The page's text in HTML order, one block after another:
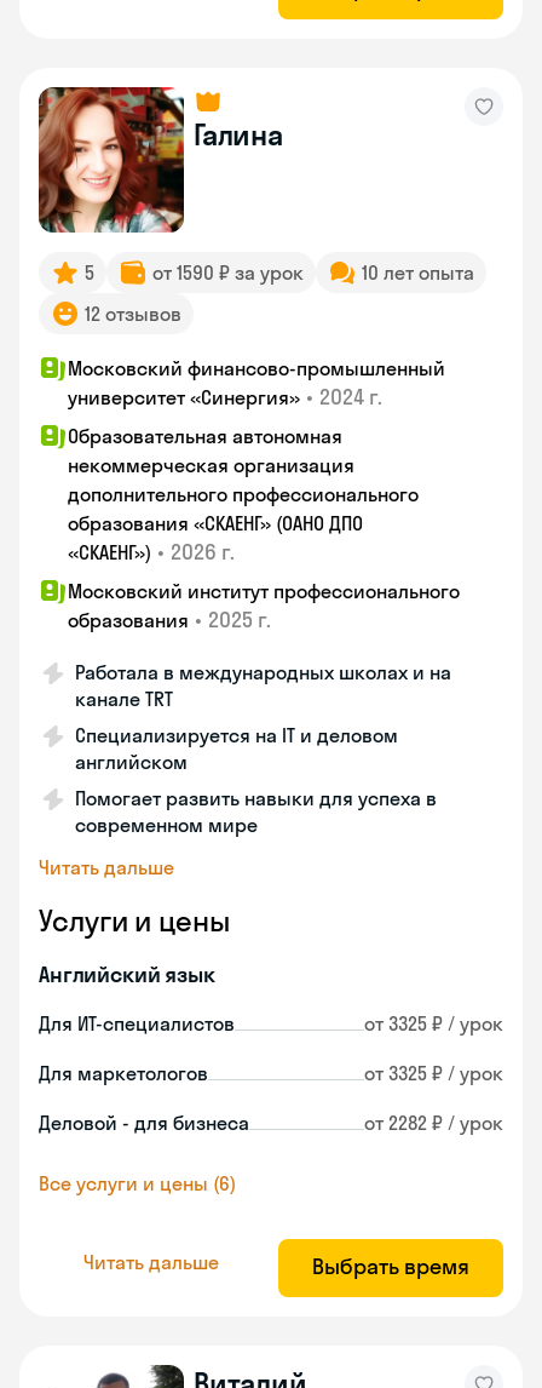
Галина
5 от 1590 ₽ за урок
10 лет опыта
12 отзывов
Московский финансово-промышленный
университет «Синергия» • 2024 г.
Образовательная автономная
некоммерческая организация
дополнительного профессионального
образования «СКАЕНГ» (ОАНО ДПО
«СКАЕНГ») • 2026 г.
Московский институт профессионального
образования • 2025 г.
Работала в международных школах и на
канале TRT
Специализируется на IT и деловом
английском
Помогает развить навыки для успеха в
современном мире
Читать дальше
Услуги и цены
Английский язык
Для ИТ-специалистов от 3325 ₽ / урок
Для маркетологов от 3325 ₽ / урок
Деловой - для бизнеса от 2282 ₽ / урок
Все услуги и цены (6)
Читать дальше Выбрать время